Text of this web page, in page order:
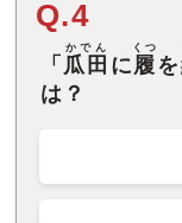
Q.4
「 瓜田
かでん
に履
くつ
を
は？